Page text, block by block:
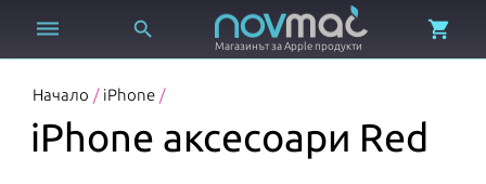
 
Магазинът за Apple продукти

Начало / iPhone /
iPhone аксесоари Red